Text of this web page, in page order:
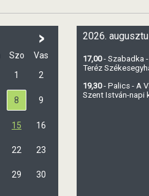
>
Szo
Vas
1
2
8 9
15 16
22 23
29 30
2026.
17,00- Szabadka
Teréz
19,30- Palics - A
Szent István-napi